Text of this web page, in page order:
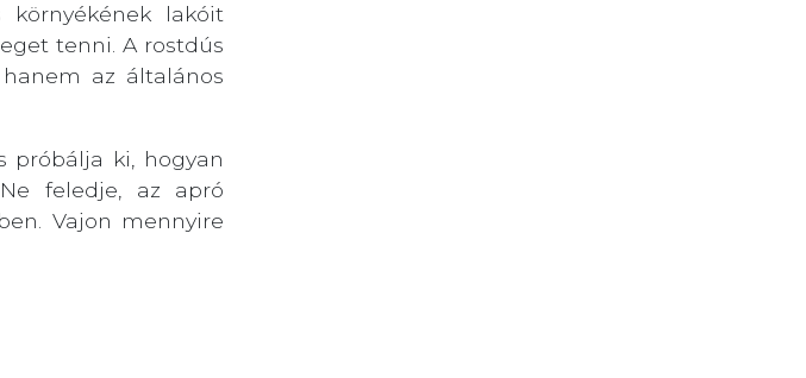
környékének lakóit
tenni. A rostdús
az általános
próbálja ki, hogyan
feledje, az apró
Vajon mennyire